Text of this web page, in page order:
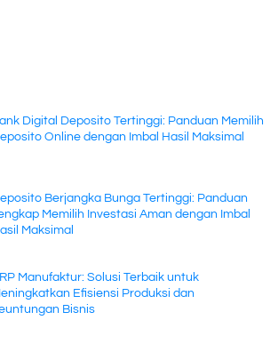
Digital Deposito Tertinggi: Panduan Memilih
Online dengan Imbal Hasil Maksimal
Berjangka Bunga Tertinggi: Panduan
Memilih Investasi Aman dengan Imbal
Maksimal
Manufaktur: Solusi Terbaik untuk
Efisiensi Produksi dan
Bisnis